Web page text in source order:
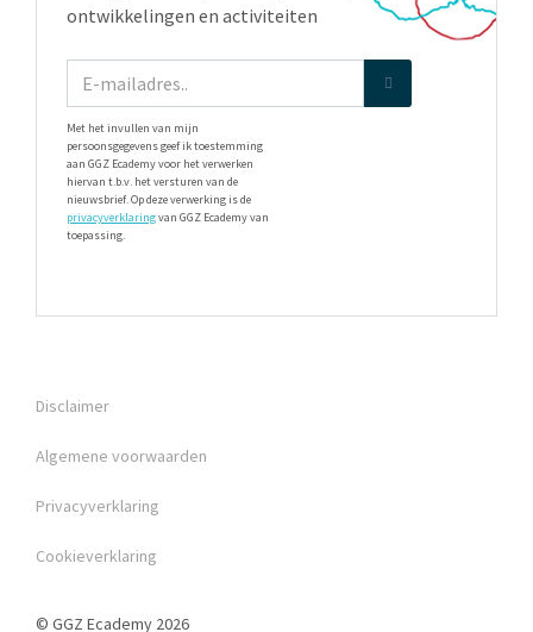
ontwikkelingen en activiteiten
Met het invullen van mijn
persoonsgegevens geef ik toestemming
aan GGZ Ecademy voor het verwerken
hiervan t.b.v. het versturen van de
nieuwsbrief. Op deze verwerking is de
privacyverklaringvan GGZ Ecademy van
toepassing.
Disclaimer
Algemene voorwaarden
Privacyverklaring
Cookieverklaring
© GGZ Ecademy 2026